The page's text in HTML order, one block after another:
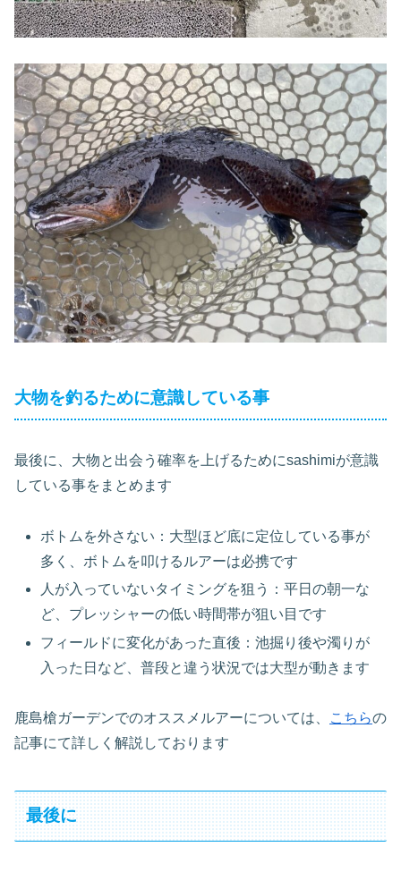
大物を釣るために意識している事
最後に、大物と出会う確率を上げるためにsashimiが意識
している事をまとめます
ボトムを外さない：大型ほど底に定位している事が
多く、ボトムを叩けるルアーは必携です
人が入っていないタイミングを狙う：平日の朝一な
ど、プレッシャーの低い時間帯が狙い目です
フィールドに変化があった直後：池掘り後や濁りが
入った日など、普段と違う状況では大型が動きます
鹿島槍ガーデンでのオススメルアーについては、 こちらの
記事にて詳しく解説しております
最後に